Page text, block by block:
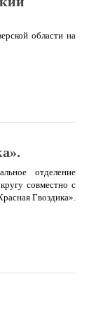
области на
отделение
совместно с
Гвоздика».